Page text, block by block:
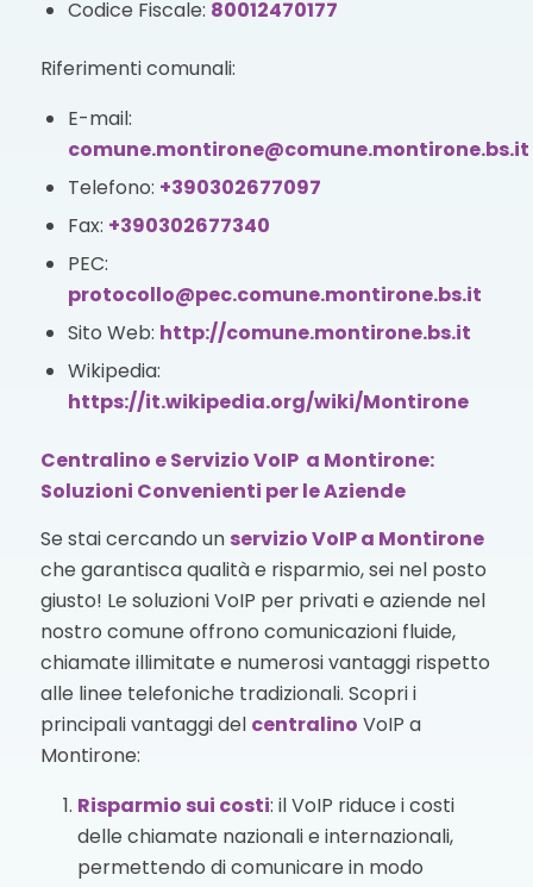
Codice Fiscale: 80012470177
Riferimenti comunali:
E-mail:
comune.montirone@comune.montirone.bs.it
Telefono: +390302677097
Fax: +390302677340
PEC:
protocollo@pec.comune.montirone.bs.it
Sito Web: http://comune.montirone.bs.it
Wikipedia:
https://it.wikipedia.org/wiki/Montirone
Centralino e Servizio VoIP a Montirone:
Soluzioni Convenienti per le Aziende
Se stai cercando un servizio VoIPa Montirone
che garantisca qualità e risparmio, sei nel posto
giusto! Le soluzioni VoIP per privati e aziende nel
nostro comune offrono comunicazioni fluide,
chiamate illimitate e numerosi vantaggi rispetto
alle linee telefoniche tradizionali. Scopri i
principali vantaggi del centralino VoIP a
Montirone:
Risparmio sui costi: il VoIP riduce i costi
delle chiamate nazionali e internazionali,
permettendo di comunicare in modo